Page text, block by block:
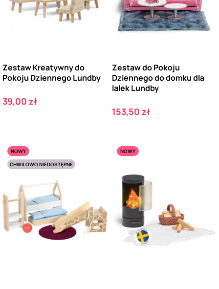
Zestaw Kreatywny do
Pokoju Dziennego Lundby
Cena
39,00 zł
Zestaw do Pokoju
Dziennego do domku dla
lalek Lundby
Cena
153,50 zł
NOWY
CHWILOWO NIEDOSTĘPNE
NOWY